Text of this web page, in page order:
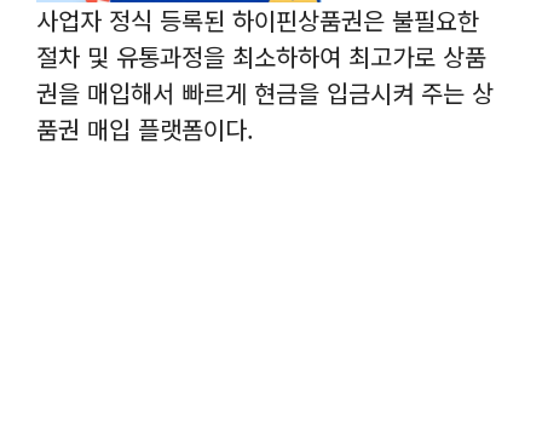
사업자 정식 등록된 하이핀상품권은 불필요한
절차 및 유통과정을 최소하하여 최고가로 상품
권을 매입해서 빠르게 현금을 입금시켜 주는 상
품권 매입 플랫폼이다.